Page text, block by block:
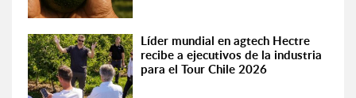
Líder mundial en agtech Hectre
recibe a ejecutivos de la industria
para el Tour Chile 2026